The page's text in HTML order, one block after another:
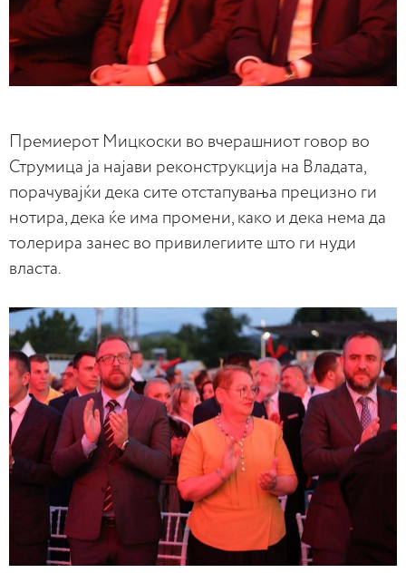
Премиерот Мицкоски во вчерашниот говор во
Струмица ја најави реконструкција на Владата,
порачувајќи дека сите отстапувања прецизно ги
нотира, дека ќе има промени, како и дека нема да
толерира занес во привилегиите што ги нуди
власта.